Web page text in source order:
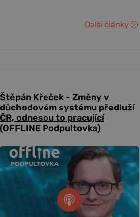
Další články
Štěpán Křeček - Změny v
důchodovém systému předluží
ČR, odnesou to pracující
(OFFLINE Podpultovka)